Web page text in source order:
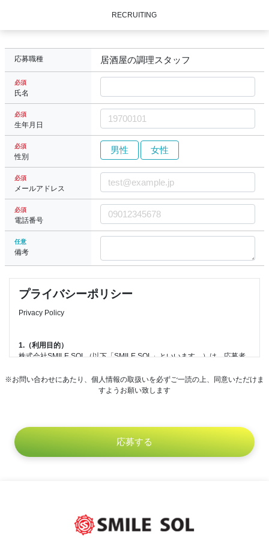
RECRUITING
応募職種 居酒屋の調理スタッフ
必須
氏名
必須
生年月日
必須
性別
男性 女性
必須
メールアドレス
必須
電話番号
任意
備考
プライバシーポリシー
Privacy Policy
1.（利用目的）
株式会社SMILE SOL（以下「SMILE SOL」といいます。）は、応募者
康診断書の提出、採用・選考に係るご意見、ご要望の聴取を行うために
個人情報を取得し、適切に利用します。
SMILE SOLは、個人情報を本人の同意なしに第三者に提供しません。
ただし、以下の場合は、個人情報を本人の同意なく提供することがあり
ます。
・国の機関もしくは地方公共団体またはその委託を受けた者が法令の定
める事務を遂行することに対して協力する必要がある場合であって、本
※お問い合わせにあたり、個人情報の取扱いを必ずご一読の上、同意いただけま
すようお願い致します